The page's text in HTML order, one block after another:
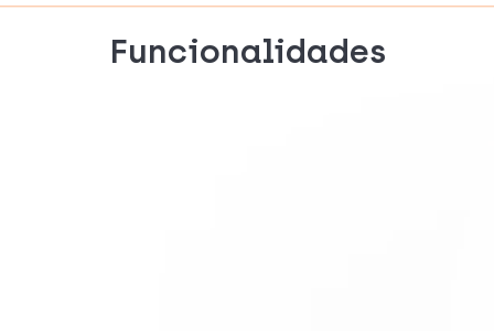
Funcionalidades